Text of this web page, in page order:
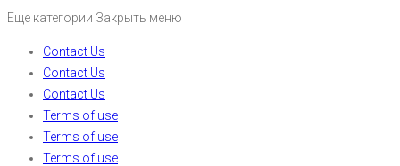
Еще категории Закрыть меню
Contact Us
Contact Us
Contact Us
Terms of use
Terms of use
Terms of use